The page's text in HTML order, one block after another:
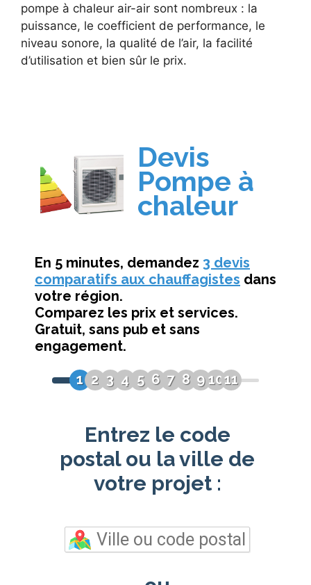
pompe à chaleur air-air sont nombreux : la
puissance, le coefficient de performance, le
niveau sonore, la qualité de l’air, la facilité
d’utilisation et bien sûr le prix.